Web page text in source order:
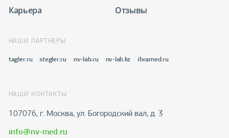
Карьера
Отзывы
НАШИ ПАРТНЕРЫ
tagler.ru stegler.ru nv-lab.ru nv-lab.kz ibramed.ru
НАШИ КОНТАКТЫ
107076, г. Москва, ул. Богородский вал, д. 3
info@nv-med.ru